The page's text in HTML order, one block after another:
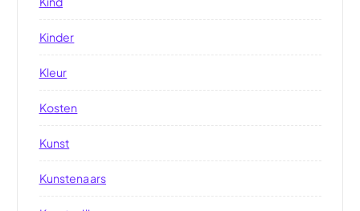
Kinder
Kleur
Kosten
Kunst
Kunstenaars